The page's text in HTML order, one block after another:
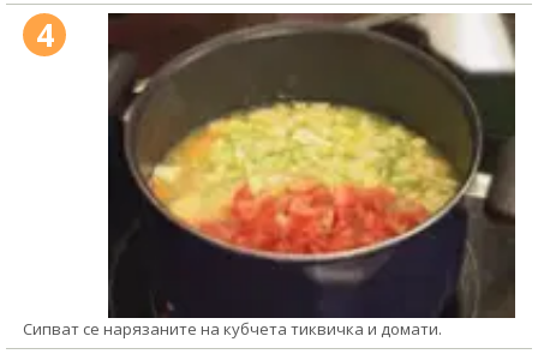
4
Сипват се нарязаните на кубчета тиквичка и домати.